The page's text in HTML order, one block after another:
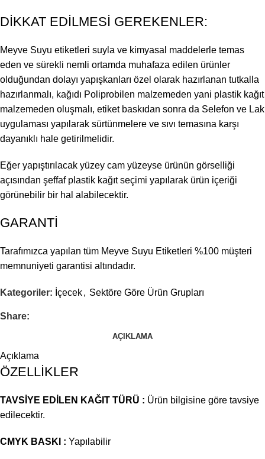
DİKKAT EDİLMESİ GEREKENLER:
Meyve Suyu etiketleri suyla ve kimyasal maddelerle temas
eden ve sürekli nemli ortamda muhafaza edilen ürünler
olduğundan dolayı yapışkanları özel olarak hazırlanan tutkalla
hazırlanmalı, kağıdı Poliprobilen malzemeden yani plastik kağıt
malzemeden oluşmalı, etiket baskıdan sonra da Selefon ve Lak
uygulaması yapılarak sürtünmelere ve sıvı temasına karşı
dayanıklı hale getirilmelidir.
Eğer yapıştırılacak yüzey cam yüzeyse ürünün görselliği
açısından şeffaf plastik kağıt seçimi yapılarak ürün içeriği
görünebilir bir hal alabilecektir.
GARANTİ
Tarafımızca yapılan tüm Meyve Suyu Etiketleri %100 müşteri
memnuniyeti garantisi altındadır.
Kategoriler: İçecek, Sektöre Göre Ürün Grupları
Share:
AÇIKLAMA
Açıklama
ÖZELLİKLER
TAVSİYE EDİLEN KAĞIT TÜRÜ : Ürün bilgisine göre tavsiye
edilecektir.
CMYK BASKI : Yapılabilir